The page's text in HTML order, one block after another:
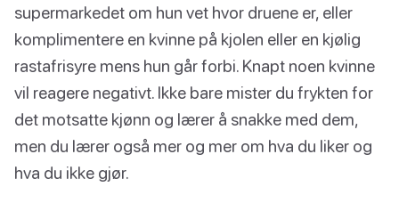
supermarkedet om hun vet hvor druene er, eller
komplimentere en kvinne på kjolen eller en kjølig
rastafrisyre mens hun går forbi. Knapt noen kvinne
vil reagere negativt. Ikke bare mister du frykten for
det motsatte kjønn og lærer å snakke med dem,
men du lærer også mer og mer om hva du liker og
hva du ikke gjør.